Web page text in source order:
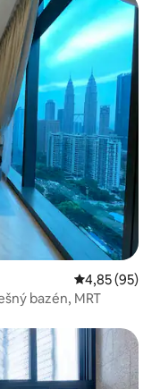
Priemerné
4,85 (95)
bazén, MRT